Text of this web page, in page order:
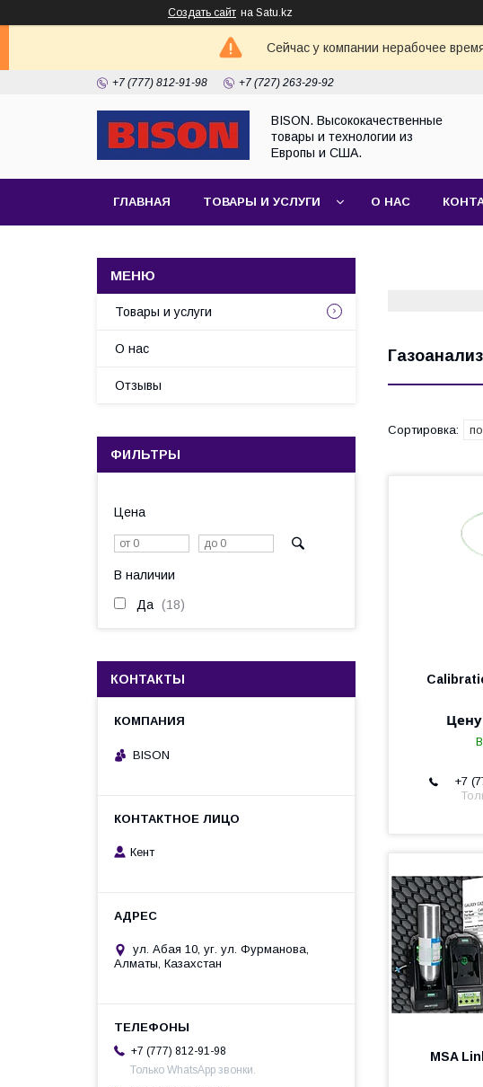
Создать сайт на Satu.kz
Сейчас у компании нерабочее
+7 (777) 812-91-98 +7 (727) 263-29-92
BISON. Высококачественные
товары и технологии из
Европы и США.
ГЛАВНАЯ ТОВАРЫ И УСЛУГИ О НАС
+7
MSA
Товары и услуги
О нас
Отзывы
ФИЛЬТРЫ
Цена
В наличии
Да 18
КОНТАКТЫ
BISON
Кент
ул. Абая 10, уг. ул. Фурманова,
Алматы, Казахстан
+7 (777) 812-91-98
Только WhatsApp звонки.